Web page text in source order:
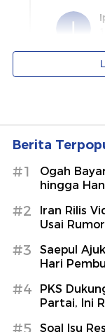
Berita
#1
Ogah
hingga
#2
Iran Rilis
Usai
#3
Saepul
Hari
#4
PKS
Partai, Ini
Soal Isu